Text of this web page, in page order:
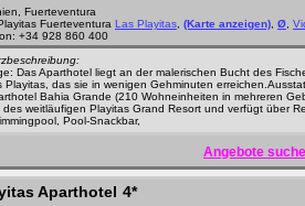
Fuerteventura
Fuerteventura Las Playitas (Karte anzeigen) Ø
+34 928 860 400
Das Aparthotel liegt an der malerischen Bucht des
Playitas, das sie in wenigen Gehminuten
Bahia Grande (210 Wohneinheiten in mehreren
des weitläufigen Playitas Grand Resort und verfügt über
Pool-Snackbar,
Angebote
Aparthotel 4*